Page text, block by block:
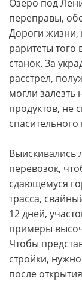
Озеро под
переправы,
Дороги жизни,
раритеты
станок. За
расстрел,
могли
продуктов, не
спасительного
Выискивались
перевозок,
сдающемуся
трасса,
12 дней,
примеры
Чтобы
стройки,
после